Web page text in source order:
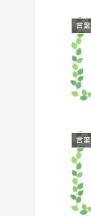
言葉
言葉